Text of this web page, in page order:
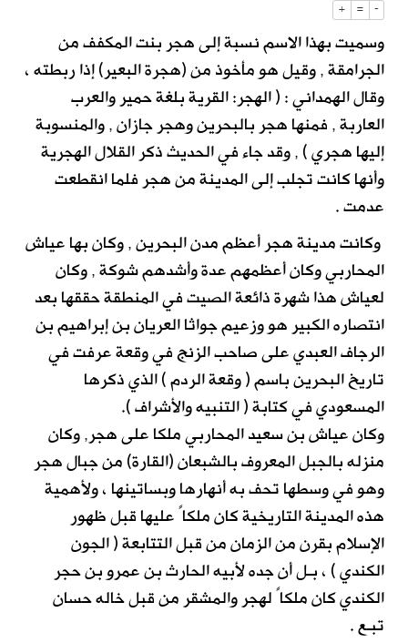
+ = -
وسميت بهذا الاسم نسبة إلى هجر بنت المكفف من
الجرامقة , وقيل هو مأخوذ من (هجرة البعير) إذا ربطته ،
وقال الهمداني : ( الهجر: القرية بلغة حمير والعرب
العاربة , فمنها هجر بالبحرين وهجر جازان , والمنسوبة
إليها هجري ) , وقد جاء في الحديث ذكر القلال الهجرية
وأنها كانت تجلب إلى المدينة من هجر فلما انقطعت
عدمت .
وكانت مدينة هجر أعظم مدن البحرين , وكان بها عياش
المحاربي وكان أعظمهم عدة وأشدهم شوكة , وكان
لعياش هذا شهرة ذائعة الصيت في المنطقة حققها بعد
انتصاره الكبير هو وزعيم جواثا العريان بن إبراهيم بن
الرجاف العبدي على صاحب الزنج في وقعة عرفت في
تاريخ البحرين باسم ( وقعة الردم ) الذي ذكرها
المسعودي في كتابة ( التنبيه والأشراف ).
وكان عياش بن سعيد المحاربي ملكا على هجر, وكان
منزله بالجبل المعروف بالشبعان (القارة) من جبال هجر
وهو في وسطها تحف به أنهارها وبساتينها ، ولأهمية
هذه المدينة التاريخية كان ملكاً عليها قبل ظهور
الإسلام بقرن من الزمان من قبل التتابعة ( الجون
الكندي ) ، بـل أن جده لأبيه الحارث بن عمرو بن حجر
الكندي كان ملكاً لهجر والمشقر من قبل خاله حسان
تبـع .